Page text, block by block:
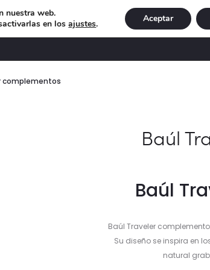
ILUMINACIÓN NAVIDAD
complementos
Baúl
Baúl
Baúl Traveler
Su diseño se inspira en
natural
nuestra web.
en losajustes. Aceptar